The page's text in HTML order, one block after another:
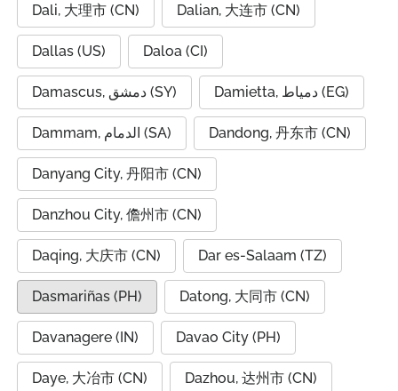
Dali, 大理市 (CN) Dalian, 大连市 (CN)
Dallas (US) Daloa (CI)
Damascus, دمشق (SY) Damietta, دمياط (EG)
Dammam, الدمام (SA) Dandong, 丹东市 (CN)
Danyang City, 丹阳市 (CN)
Danzhou City, 儋州市 (CN)
Daqing, 大庆市 (CN) Dar es-Salaam (TZ)
Dasmariñas (PH) Datong, 大同市 (CN)
Davanagere (IN) Davao City (PH)
Daye, 大冶市 (CN) Dazhou, 达州市 (CN)